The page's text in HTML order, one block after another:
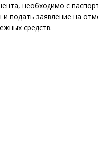
необходимо с
и подать заявление на
средств.